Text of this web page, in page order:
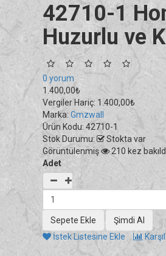
42710-1
Huzurlu ve
0 yorum
1.400,00₺
Vergiler Hariç: 1.400,00₺
Marka: Gmzwall
Ürün Kodu: 42710-1
Stok Durumu:
Stokta var
Görüntülenmiş
210 kez
Adet
İstek Listesine Ekle